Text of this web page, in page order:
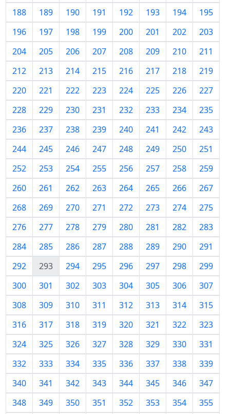
188
189 190 191 192 193 194
195
196
197 198 199 200 201 202
203
204
205 206 207 208 209 210
211
212
213 214 215 216 217 218
219
220
221 222 223 224 225 226
227
228
229 230 231 232 233 234
235
236
237 238 239 240 241 242
243
244
245 246 247 248 249 250
251
252
253 254 255 256 257 258
259
260
261 262 263 264 265 266
267
268
269 270 271 272 273 274
275
276
277 278 279 280 281 282
283
284
285 286 287 288 289 290
291
292
293 294 295 296 297 298
299
300
301 302 303 304 305 306
307
308
309 310 311 312 313 314
315
316
317 318 319 320 321 322
323
324
325 326 327 328 329 330
331
332
333 334 335 336 337 338
339
340
341 342 343 344 345 346
347
348
349 350 351 352 353 354 355